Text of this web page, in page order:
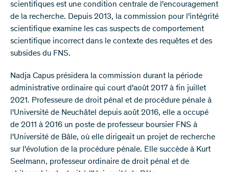
scientifiques est une condition centrale de l'encouragement
de la recherche. Depuis 2013, la commission pour l'intégrité
scientifique examine les cas suspects de comportement
scientifique incorrect dans le contexte des requêtes et des
subsides du FNS.
Nadja Capus présidera la commission durant la période
administrative ordinaire qui court d'août 2017 à fin juillet
2021. Professeure de droit pénal et de procédure pénale à
l'Université de Neuchâtel depuis août 2016, elle a occupé
de 2011 à 2016 un poste de professeur boursier FNS à
l'Université de Bâle, où elle dirigeait un projet de recherche
sur l'évolution de la procédure pénale. Elle succède à Kurt
Seelmann, professeur ordinaire de droit pénal et de